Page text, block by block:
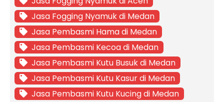
Jasa Fogging Nyamuk di Medan
Jasa Pembasmi Hama di Medan
Jasa Pembasmi Kecoa di Medan
Jasa Pembasmi Kutu Busuk di Medan
Jasa Pembasmi Kutu Kasur di Medan
Jasa Pembasmi Kutu Kucing di Medan